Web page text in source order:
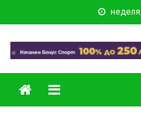
to
content
Menu